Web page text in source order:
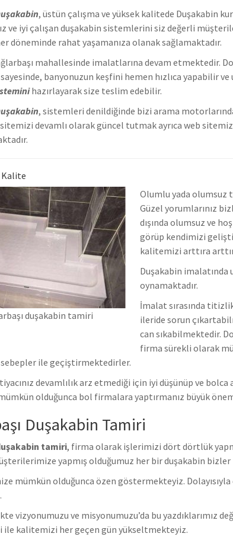
, üstün çalışma ve yüksek kalitede Duşakabin
ve iyi çalışan duşakabin sistemlerini siz değerli
döneminde rahat yaşamanıza olanak sağlamaktadır.
mahallesinde imalatlarına devam etmektedir.
sayesinde, banyonuzun keşfini hemen hızlıca yapabilir
hazırlayarak size teslim edebilir.
, sistemleri denildiğinde bizi arama
devamlı olarak güncel tutmak ayrıca web
Kalite
duşakabin tamiri
Olumlu yada olumsuz
Güzel yorumlarınız
dışında olumsuz ve
görüp kendimizi
kalitemizi arttıra
Duşakabin
oynamaktadır.
İmalat sırasında
ileride sorun
can sıkabilmektedir.
firma sürekli olarak
sebepler ile geçiştirmektedirler.
devamlılık arz etmediği için iyi düşünüp ve bolca
olduğunca bol firmalara yaptırmanız büyük
Duşakabin Tamiri
tamiri, firma olarak işlerimizi dört dörtlük
yapmış olduğumuz her bir duşakabin
mümkün olduğunca özen göstermekteyiz.
vizyonumuzu ve misyonumuzu’da bu yazdıklarımız
ile kalitemizi her geçen gün yükseltmekteyiz.